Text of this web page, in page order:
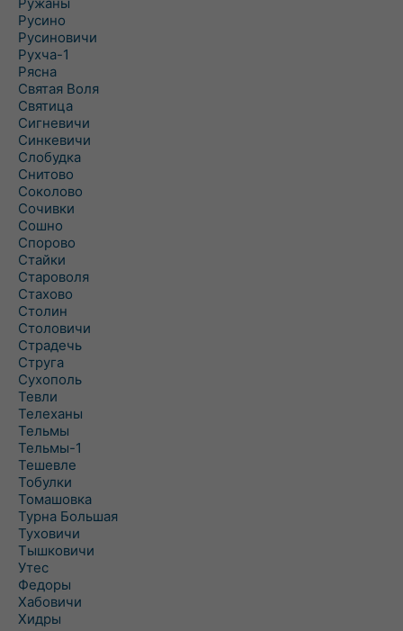
Русино
Русиновичи
Рухча-1
Рясна
Святая Воля
Святица
Сигневичи
Синкевичи
Слобудка
Снитово
Соколово
Сочивки
Сошно
Спорово
Стайки
Староволя
Стахово
Столин
Столовичи
Страдечь
Струга
Сухополь
Тевли
Телеханы
Тельмы
Тельмы-1
Тешевле
Тобулки
Томашовка
Турна Большая
Туховичи
Тышковичи
Утес
Федоры
Хабовичи
Хидры